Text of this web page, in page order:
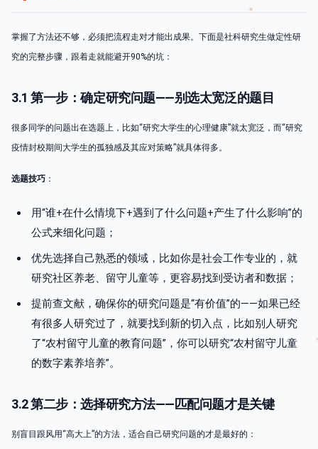
掌握了方法还不够，必须把流程走对才能出成果。下面是社科研究生做定性研
究的完整步骤，跟着走就能避开90%的坑：
3.1 第一步：确定研究问题——别选太宽泛的题目
很多同学的问题出在选题上，比如“研究大学生的心理健康”就太宽泛，而“研究
疫情封校期间大学生的孤独感及其应对策略”就具体得多。
选题技巧 ：
用“谁+在什么情境下+遇到了什么问题+产生了什么影响”的
公式来细化问题；
优先选择自己熟悉的领域，比如你是社会工作专业的，就
研究社区养老、留守儿童等，更容易找到受访者和数据；
提前查文献，确保你的研究问题是“有价值”的——如果已经
有很多人研究过了，就要找到新的切入点，比如别人研究
了“农村留守儿童的教育问题”，你可以研究“农村留守儿童
的数字素养培养”。
3.2 第二步：选择研究方法——匹配问题才是关键
别盲目跟风用“高大上”的方法，适合自己研究问题的才是最好的：